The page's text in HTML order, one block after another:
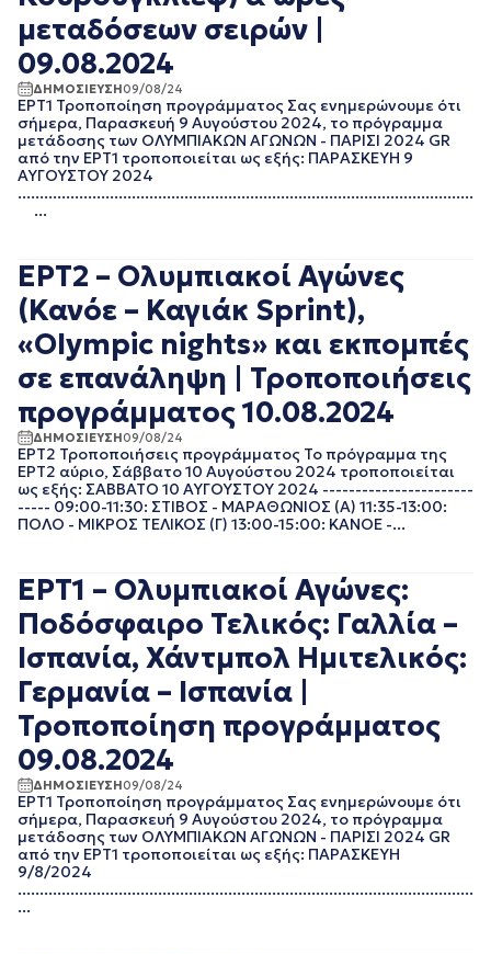
ΜΑΙΟΣ 2017
ΑΠΡΙΛΙΟΣ 2017
ΜΑΡΤΙΟΣ 2017
ΦΕΒΡΟΥΑΡΙΟΣ 2017
ΔΕΚΕΜΒΡΙΟΣ 2016
ΝΟΕΜΒΡΙΟΣ 2016
ΟΚΤΩΒΡΙΟΣ 2016
ΣΕΠΤΕΜΒΡΙΟΣ 2016
ΑΥΓΟΥΣΤΟΣ 2016
μεταδόσεων σειρών |
09.08.2024
ΔΗΜΟΣΙΕΥΣΗ09/08/24
ΕΡΤ1 Τροποποίηση προγράμματος Σας ενημερώνουμε ότι
σήμερα, Παρασκευή 9 Αυγούστου 2024, το πρόγραμμα
μετάδοσης των ΟΛΥΜΠΙΑΚΩΝ ΑΓΩΝΩΝ - ΠΑΡΙΣΙ 2024 GR
από την ΕΡΤ1 τροποποιείται ως εξής: ΠΑΡΑΣΚΕΥΗ 9
ΑΥΓΟΥΣΤΟΥ 2024
........................................................................................................
...
ΕΡΤ2 – Ολυμπιακοί Αγώνες
(Κανόε – Καγιάκ Sprint),
«Olympic nights» και εκπομπές
σε επανάληψη | Τροποποιήσεις
προγράμματος 10.08.2024
ΔΗΜΟΣΙΕΥΣΗ09/08/24
ΕΡΤ2 Τροποποιήσεις προγράμματος Το πρόγραμμα της
ΕΡΤ2 αύριο, Σάββατο 10 Αυγούστου 2024 τροποποιείται
ως εξής: ΣΑΒΒΑΤΟ 10 ΑΥΓΟΥΣΤΟΥ 2024 -----------------------
----- 09:00-11:30: ΣΤΙΒΟΣ - ΜΑΡΑΘΩΝΙΟΣ (Α) 11:35-13:00:
ΠΟΛΟ - ΜΙΚΡΟΣ ΤΕΛΙΚΟΣ (Γ) 13:00-15:00: ΚΑΝΟΕ -...
ΕΡΤ1 – Ολυμπιακοί Αγώνες:
Ποδόσφαιρο Τελικός: Γαλλία –
Ισπανία, Χάντμπολ Ημιτελικός:
Γερμανία – Ισπανία |
Τροποποίηση προγράμματος
09.08.2024
ΔΗΜΟΣΙΕΥΣΗ09/08/24
ΕΡΤ1 Τροποποίηση προγράμματος Σας ενημερώνουμε ότι
σήμερα, Παρασκευή 9 Αυγούστου 2024, το πρόγραμμα
μετάδοσης των ΟΛΥΜΠΙΑΚΩΝ ΑΓΩΝΩΝ - ΠΑΡΙΣΙ 2024 GR
από την ΕΡΤ1 τροποποιείται ως εξής: ΠΑΡΑΣΚΕΥΗ
9/8/2024
........................................................................................................
...